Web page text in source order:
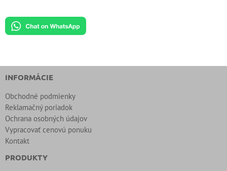
INFORMÁCIE
Obchodné podmienky
Reklamačný poriadok
Ochrana osobných údajov
Vypracovať cenovú ponuku
Kontakt
PRODUKTY